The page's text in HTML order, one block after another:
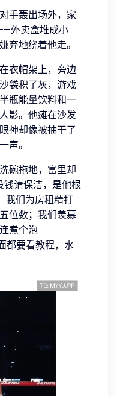
手轰出场外，家
外卖盒堆成小
弃地绕着他走。
衣帽架上，旁边
袋积了灰，游戏
瓶能量饮料和一
影。他瘫在沙发
神却像被抽干了
声。
碗拖地，富里却
请保洁，是他根
我们为房租精打
位数；我们羡慕
煮个泡
都要看教程，水